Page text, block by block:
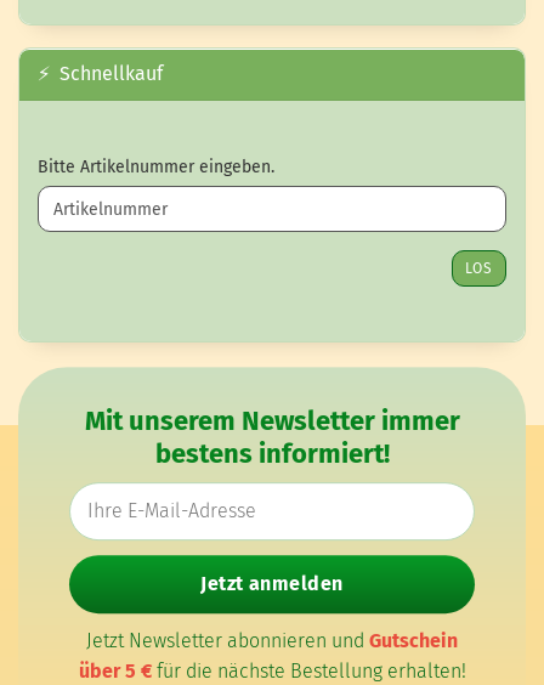
⚡ Schnellkauf
BITTE ARTIKELNUMMER EINGEBEN.
Bitte Artikelnummer eingeben.
LOS
Mit unserem Newsletter immer
bestens informiert!
E-Mail-Adresse
Jetzt anmelden
Jetzt Newsletter abonnieren und Gutschein
über 5 €für die nächste Bestellung erhalten!